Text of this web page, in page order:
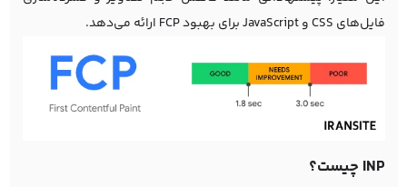
فایل‌های CSS و JavaScript برای بهبود FCP ارائه می‌دهد.
INP چیست؟